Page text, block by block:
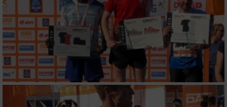
Performance
Funktional
Werbung